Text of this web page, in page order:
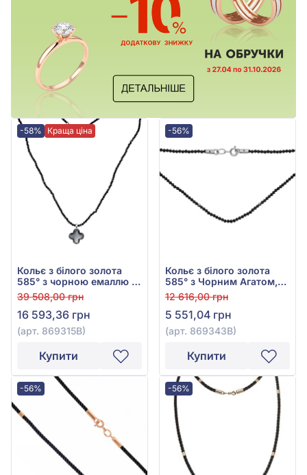
-58% Краща ціна
Кольє з білого золота
585° з чорною емаллю та
чорним агатом, арт.
869315В
39 508,00 грн
16 593,36 грн
(арт. 869315В)
Купити
-56%
Кольє з білого золота
585° з Чорним Агатом,
арт. 869343В
12 616,00 грн
5 551,04 грн
(арт. 869343В)
Купити
-56% -56%